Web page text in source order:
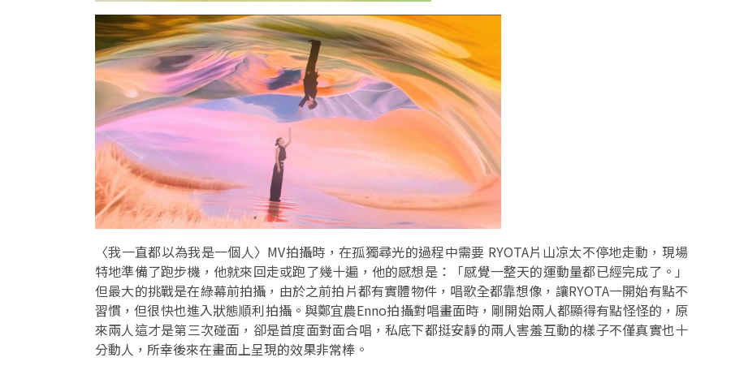
〈我一直都以為我是一個人〉MV拍攝時，在孤獨尋光的過程中需要 RYOTA片山凉太不停地走動，現場
特地準備了跑步機，他就來回走或跑了幾十遍，他的感想是：「感覺一整天的運動量都已經完成了。」
但最大的挑戰是在綠幕前拍攝，由於之前拍片都有實體物件，唱歌全都靠想像，讓RYOTA一開始有點不
習慣，但很快也進入狀態順利拍攝。與鄭宜農Enno拍攝對唱畫面時，剛開始兩人都顯得有點怪怪的，原
來兩人這才是第三次碰面，卻是首度面對面合唱，私底下都挺安靜的兩人害羞互動的樣子不僅真實也十
分動人，所幸後來在畫面上呈現的效果非常棒。